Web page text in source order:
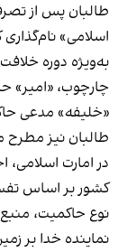
اسلامی» نام‌گذاری
به‌ویژه دوره
چارچوب،
«خلیفه» مدعی
طالبان نیز
در امارت
کشور بر اساس
نوع حاکمیت،
نماینده خدا بر